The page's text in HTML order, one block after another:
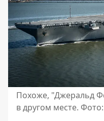
Похоже, "Джеральд
в другом месте.